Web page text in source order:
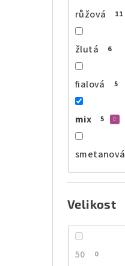
růžová 11
žlutá 6
fialová 5
mix 5
smetanová
Velikost
50 0